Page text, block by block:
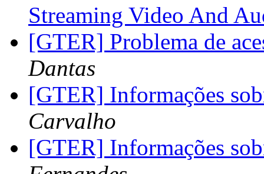
Streaming Video And
[GTER] Problema de
Dantas
[GTER] Informações
Carvalho
[GTER] Informações